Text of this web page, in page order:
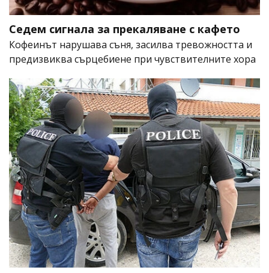
Седем сигнала за прекаляване с кафето
Кофеинът нарушава съня, засилва тревожността и
предизвиква сърцебиене при чувствителните хора